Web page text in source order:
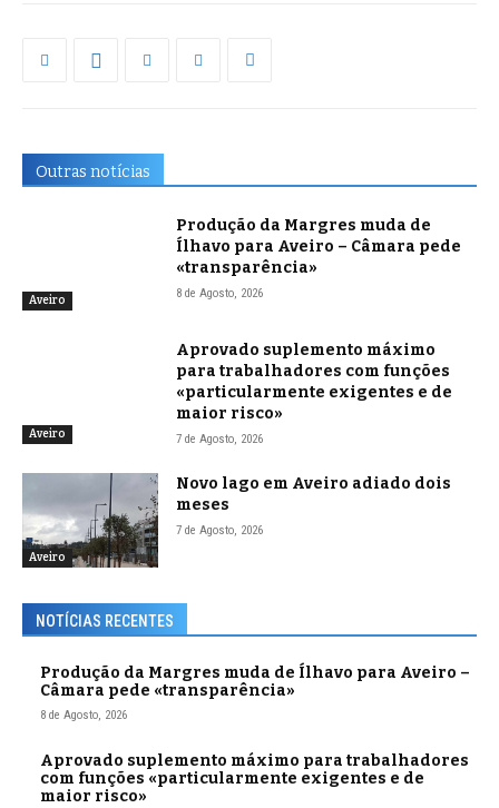
Outras notícias
Aveiro
Produção da Margres muda de
Ílhavo para Aveiro – Câmara pede
«transparência»
8 de Agosto, 2026
Aveiro
Aprovado suplemento máximo
para trabalhadores com funções
«particularmente exigentes e de
maior risco»
7 de Agosto, 2026
Aveiro
Novo lago em Aveiro adiado dois
meses
7 de Agosto, 2026
NOTÍCIAS RECENTES
Produção da Margres muda de Ílhavo para Aveiro –
Câmara pede «transparência»
8 de Agosto, 2026
Aprovado suplemento máximo para trabalhadores
com funções «particularmente exigentes e de
maior risco»